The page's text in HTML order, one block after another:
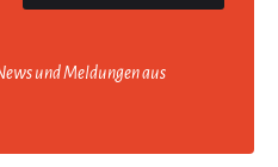
und Meldungen aus